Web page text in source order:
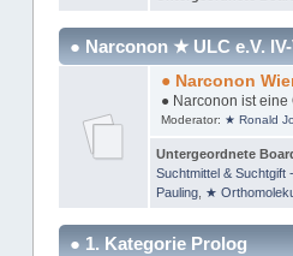
● Narconon ★ ULC e.V.
● Narconon
● Narconon ist eine
Moderator: ★ Ronald
Untergeordnete
Suchtmittel & Suchtgift
Pauling, ★
● 1. Kategorie Prolog